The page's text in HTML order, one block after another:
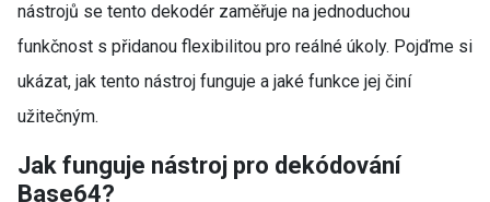
nástrojů se tento dekodér zaměřuje na jednoduchou
funkčnost s přidanou flexibilitou pro reálné úkoly. Pojďme si
ukázat, jak tento nástroj funguje a jaké funkce jej činí
užitečným.
Jak funguje nástroj pro dekódování
Base64?